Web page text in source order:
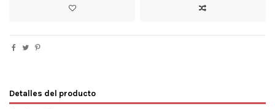
Detalles del producto